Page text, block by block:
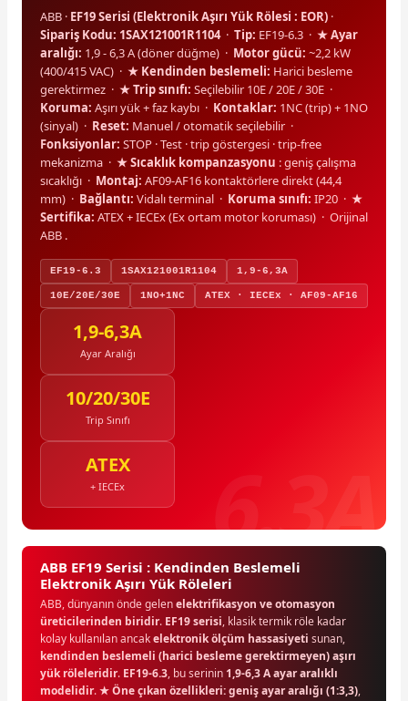
ABB · EF19 Serisi (Elektronik Aşırı Yük Rölesi : EOR) ·
Sipariş Kodu: 1SAX121001R1104· Tip: EF19-6.3 · ★ Ayar
aralığı: 1,9 - 6,3 A (döner düğme) · Motor gücü: ~2,2 kW
(400/415 VAC) · ★ Kendinden beslemeli: Harici besleme
gerektirmez · ★ Trip sınıfı: Seçilebilir 10E / 20E / 30E ·
Koruma: Aşırı yük + faz kaybı · Kontaklar: 1NC (trip) + 1NO
(sinyal) · Reset: Manuel / otomatik seçilebilir ·
Fonksiyonlar: STOP · Test · trip göstergesi · trip-free
mekanizma · ★ Sıcaklık kompanzasyonu : geniş çalışma
sıcaklığı · Montaj: AF09-AF16 kontaktörlere direkt (44,4
mm) · Bağlantı: Vidalı terminal · Koruma sınıfı: IP20 · ★
Sertifika: ATEX + IECEx (Ex ortam motor koruması) · Orijinal
ABB .
EF19-6.3 1SAX121001R1104 1,9-6,3A
10E/20E/30E 1NO+1NC ATEX · IECEx · AF09-AF16
1,9-6,3A
Ayar Aralığı
10/20/30E
Trip Sınıfı
ATEX
+ IECEx
ABB EF19 Serisi : Kendinden Beslemeli
Elektronik Aşırı Yük Röleleri
ABB, dünyanın önde gelenelektrifikasyon ve otomasyon
üreticilerinden biridir. EF19 serisi, klasik termik röle kadar
kolay kullanılan ancakelektronik ölçüm hassasiyeti sunan,
kendinden beslemeli (harici besleme gerektirmeyen) aşırı
yük röleleridir. EF19-6.3, bu serinin 1,9-6,3 A ayar aralıklı
modelidir.★ Öne çıkan özellikleri:geniş ayar aralığı (1:3,3),